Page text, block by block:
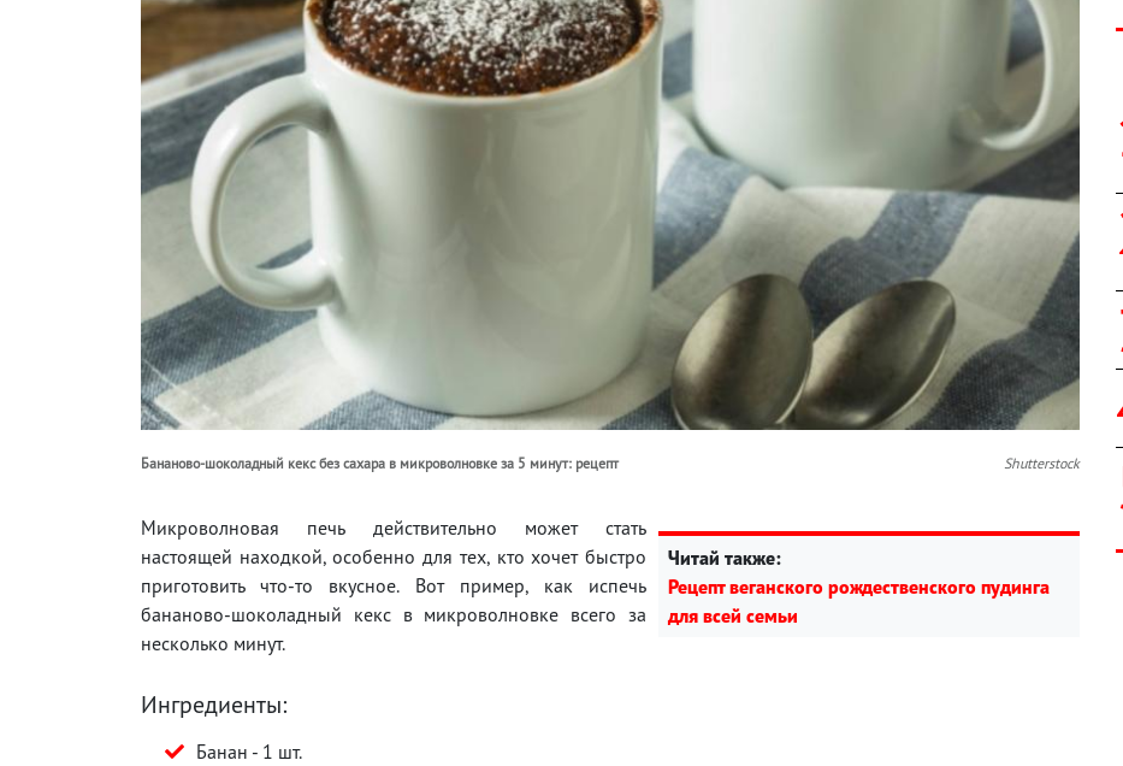
Бананово-шоколадный кекс без сахара в микроволновке за 5 минут: рецепт Shutterstock
Читай также:
Рецепт веганского рождественского пудинга
для всей семьи
Микроволновая печь действительно может стать
настоящей находкой, особенно для тех, кто хочет быстро
приготовить что-то вкусное. Вот пример, как испечь
бананово-шоколадный кекс в микроволновке всего за
несколько минут.
Ингредиенты:
Банан - 1 шт.